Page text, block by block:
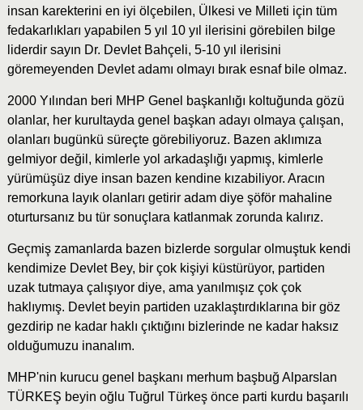
insan karekterini en iyi ölçebilen, Ülkesi ve Milleti için tüm
fedakarlıkları yapabilen 5 yıl 10 yıl ilerisini görebilen bilge
liderdir sayın Dr. Devlet Bahçeli, 5-10 yıl ilerisini
göremeyenden Devlet adamı olmayı bırak esnaf bile olmaz.
2000 Yılından beri MHP Genel başkanlığı koltuğunda gözü
olanlar, her kurultayda genel başkan adayı olmaya çalışan,
olanları bugünkü süreçte görebiliyoruz. Bazen aklımıza
gelmiyor değil, kimlerle yol arkadaşlığı yapmış, kimlerle
yürümüşüz diye insan bazen kendine kızabiliyor. Aracın
remorkuna layık olanları getirir adam diye şöför mahaline
oturtursanız bu tür sonuçlara katlanmak zorunda kalırız.
Geçmiş zamanlarda bazen bizlerde sorgular olmuştuk kendi
kendimize Devlet Bey, bir çok kişiyi küstürüyor, partiden
uzak tutmaya çalışıyor diye, ama yanılmışız çok çok
haklıymış. Devlet beyin partiden uzaklaştırdıklarına bir göz
gezdirip ne kadar haklı çıktığını bizlerinde ne kadar haksız
olduğumuzu inanalım.
MHP'nin kurucu genel başkanı merhum başbuğ Alparslan
TÜRKEŞ beyin oğlu Tuğrul Türkeş önce parti kurdu başarılı